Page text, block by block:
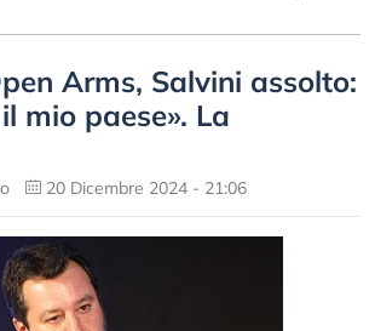
Arms, Salvini assolto:
mio paese». La
20 Dicembre 2024 - 21:06